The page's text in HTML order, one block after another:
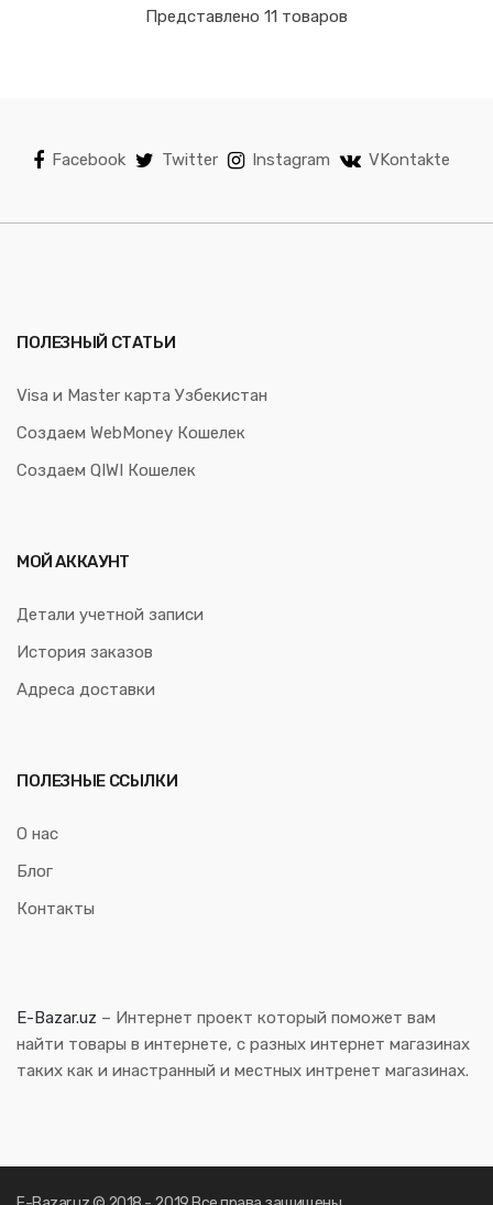
Представлено 11 товаров
Facebook Twitter Instagram VKontakte
ПОЛЕЗНЫЙ СТАТЬИ
Visa и Master карта Узбекистан
Создаем WebMoney Кошелек
Создаем QIWI Кошелек
МОЙ АККАУНТ
Детали учетной записи
История заказов
Адреса доставки
ПОЛЕЗНЫЕ ССЫЛКИ
О нас
Блог
Контакты
E-Bazar.uz – Интернет проект который поможет вам
найти товары в интернете, с разных интернет магазинах
таких как и инастранный и местных интренет магазинах.